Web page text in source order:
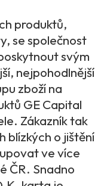
produktů,
se společnost
svým
nejpohodlnější
zboží na
GE Capital
Zákazník tak
blízkých o jištění
ve více
ČR. Snadno